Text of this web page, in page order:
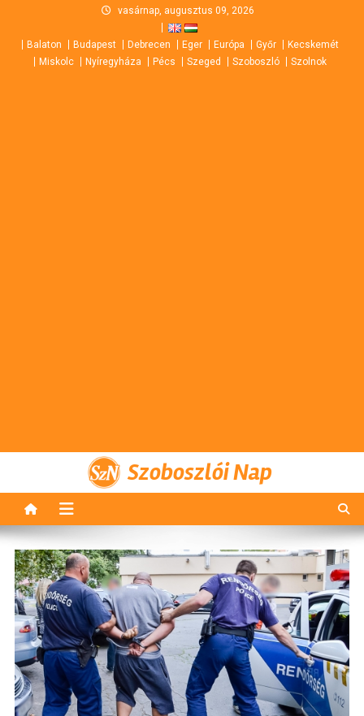
content
vasárnap, augusztus 09, 2026
Balaton Budapest Debrecen Eger Európa Győr
Kecskemét
Miskolc
Nyíregyháza Pécs Szeged Szoboszló Szolnok
Szoboszlói Nap